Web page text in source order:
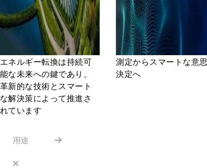
エネルギー転換は持続可
能な未来への鍵であり、
革新的な技術とスマート
な解決策によって推進さ
れています
測定からスマートな意思
決定へ
用途